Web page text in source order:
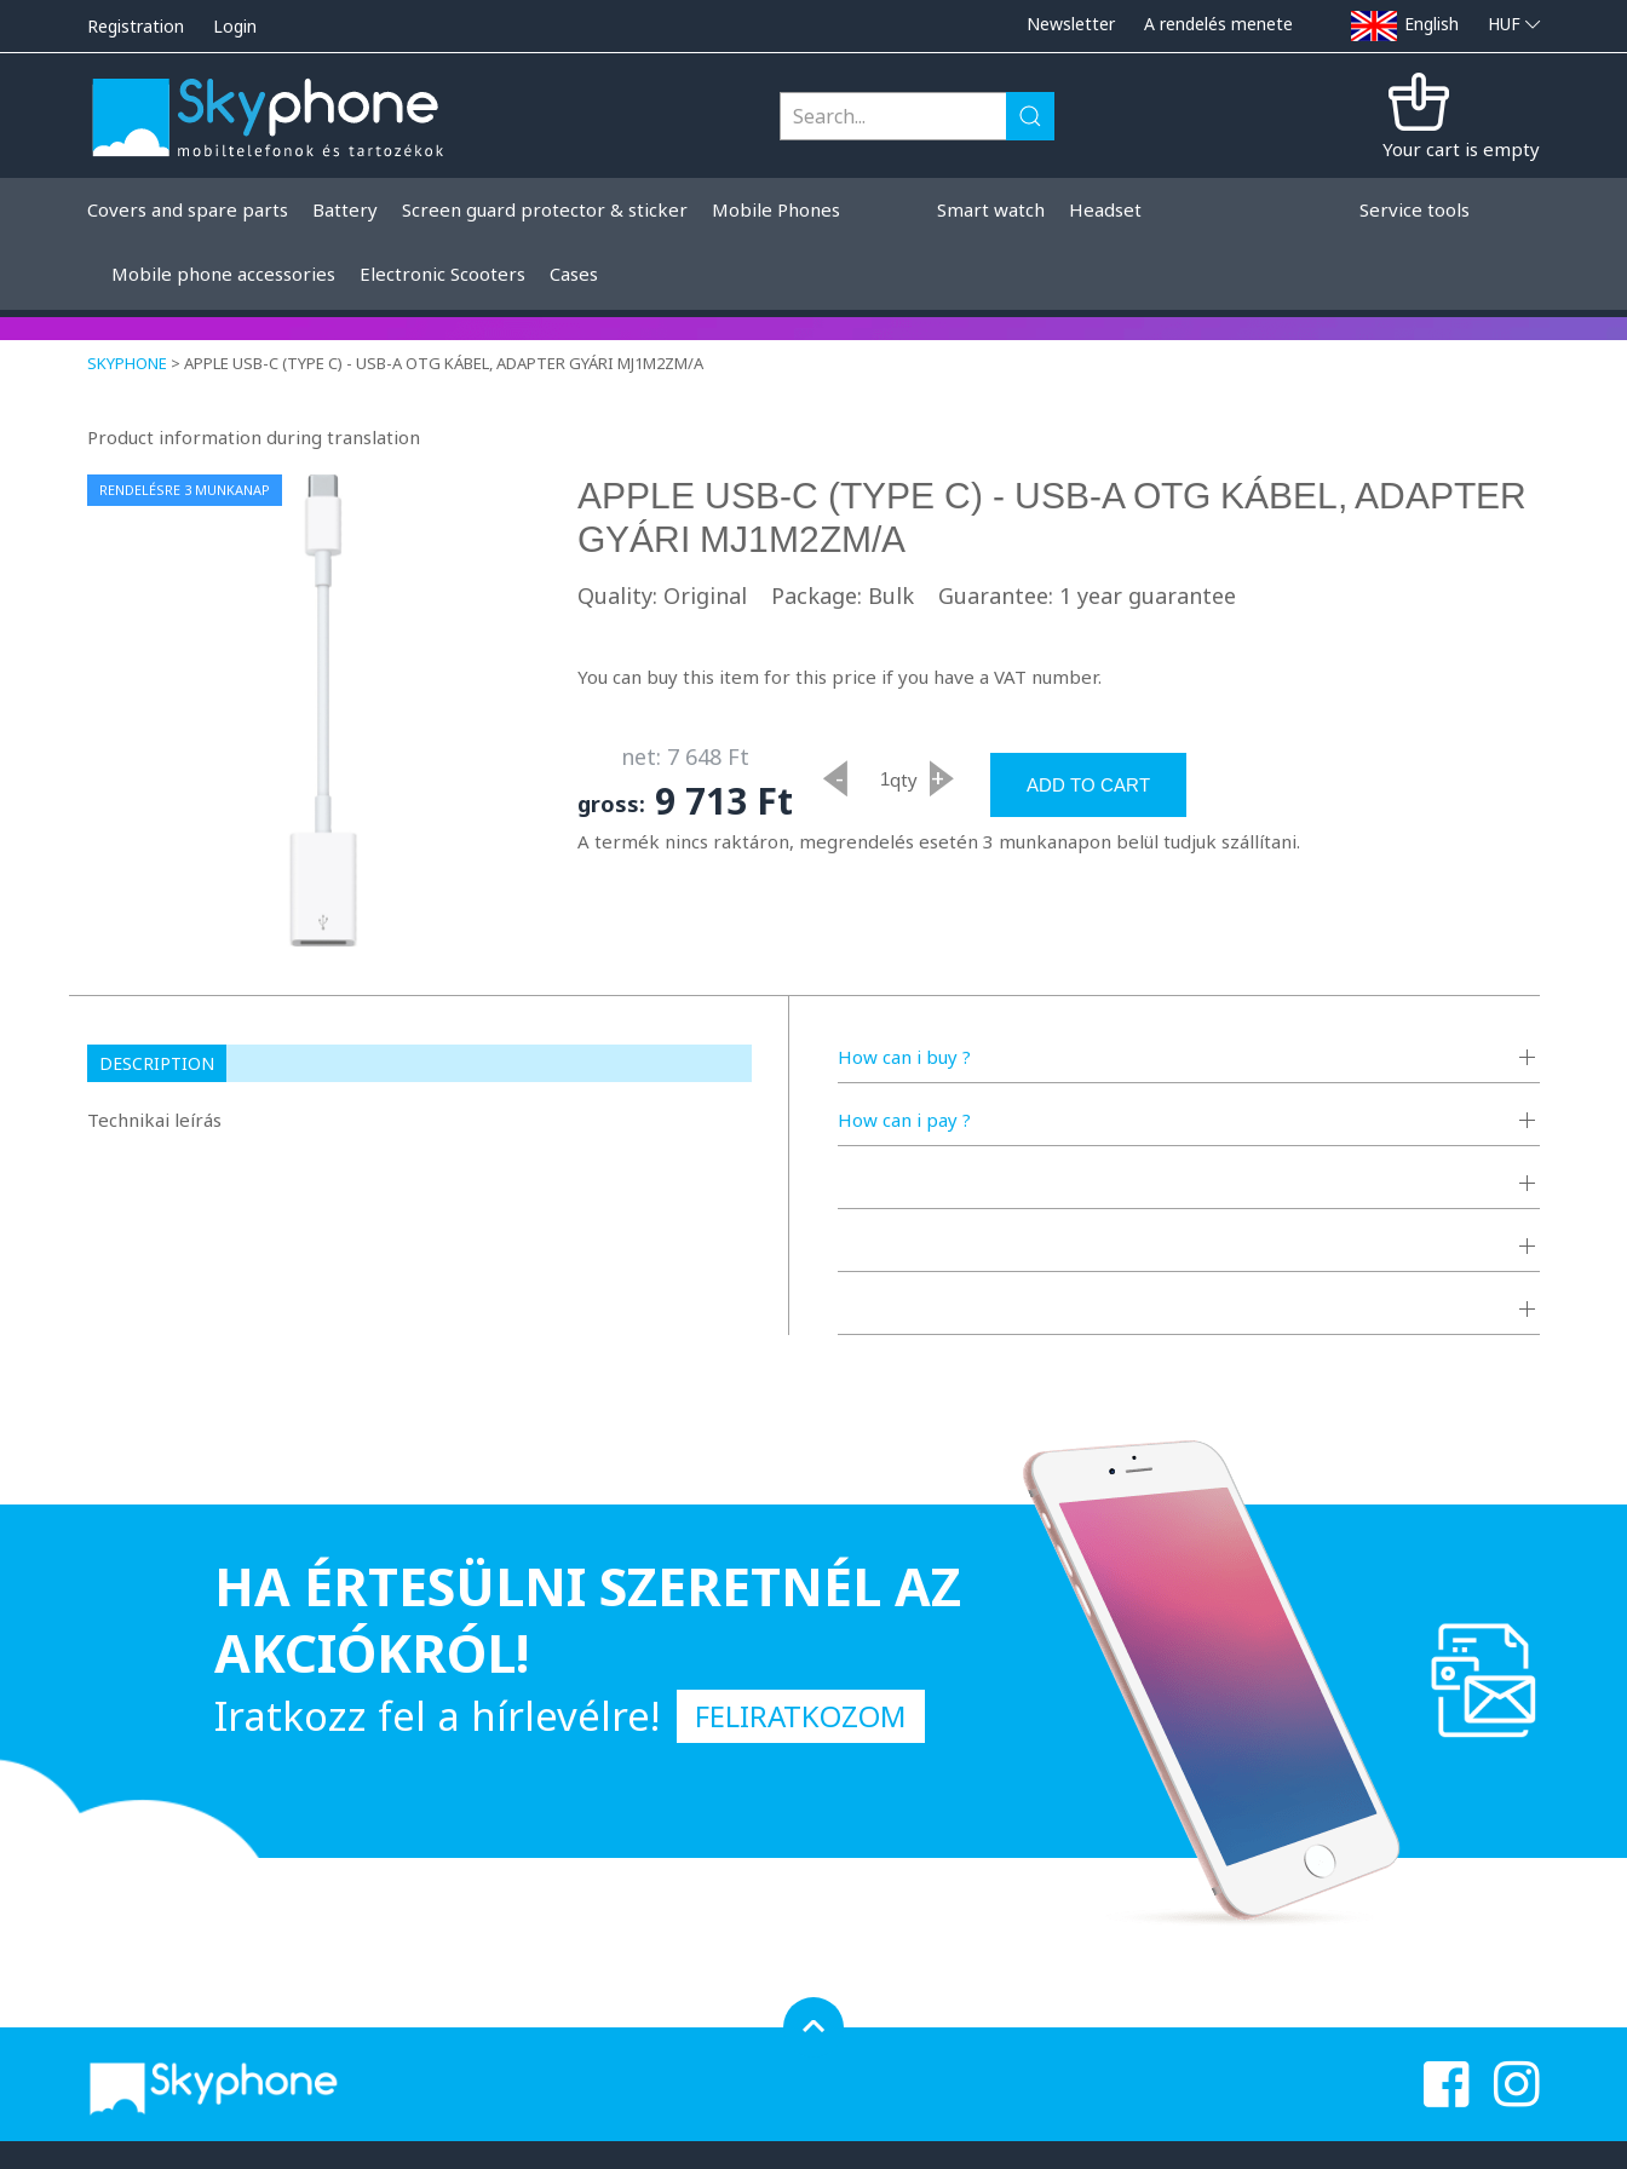
Registration Login Newsletter A rendelés menete English HUF
Your cart is empty
Covers and spare parts Battery Screen guard protector & sticker Mobile Phones Smart watch Headset Service tools
Mobile phone accessories Electronic Scooters Cases
SKYPHONE > APPLE USB-C (TYPE C) - USB-A OTG KÁBEL, ADAPTER GYÁRI MJ1M2ZM/A
Product information during translation
RENDELÉSRE 3 MUNKANAP
APPLE USB-C (TYPE C) - USB-A OTG KÁBEL, ADAPTER
GYÁRI MJ1M2ZM/A
Quality: Original Package: Bulk Guarantee: 1 year guarantee
You can buy this item for this price if you have a VAT number.
net: 7 648 Ft
gross: 9 713 Ft - qty + ADD TO CART
A termék nincs raktáron, megrendelés esetén 3 munkanapon belül tudjuk szállítani.
How can i buy ?
How can i pay ?
DESCRIPTION
Technikai leírás
HA ÉRTESÜLNI SZERETNÉL AZ
AKCIÓKRÓL!
Iratkozz fel a hírlevélre! FELIRATKOZOM